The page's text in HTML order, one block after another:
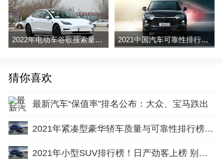
2022年电动车谷歌搜索量排行榜（partcatalog 2021中国汽车可靠性排行榜（J. D. Power）
猜你喜欢
最新汽车“保值率”排名公布：大众、宝马跌出
2021年紧凑型豪华轿车质量与可靠性排行榜！（J.D.Power
2021年小型SUV排行榜！日产劲客上榜 别克、起亚、丰田霸榜前三